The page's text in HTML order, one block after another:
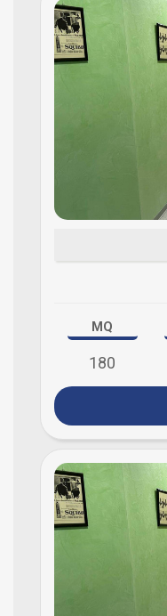
MQ
180